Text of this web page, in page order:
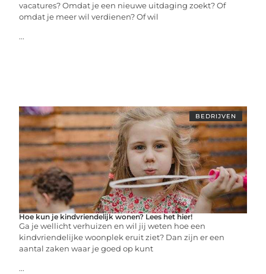
vacatures? Omdat je een nieuwe uitdaging zoekt? Of
omdat je meer wil verdienen? Of wil
...
BEDRIJVEN
Hoe kun je kindvriendelijk wonen? Lees het hier!
Ga je wellicht verhuizen en wil jij weten hoe een
kindvriendelijke woonplek eruit ziet? Dan zijn er een
aantal zaken waar je goed op kunt
...